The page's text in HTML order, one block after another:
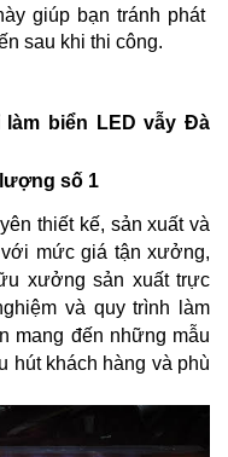
giúp bạn tránh phát
sau khi thi công.
biển LED vẫy Đà
số 1
thiết kế, sản xuất và
với mức giá tận xưởng,
xưởng sản xuất trực
và quy trình làm
mang đến những mẫu
hút khách hàng và phù